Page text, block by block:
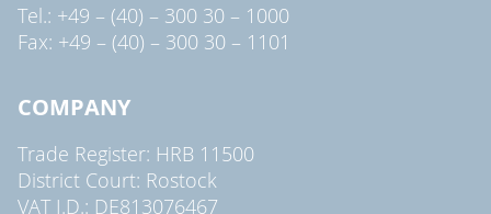
Tel.: +49 – (40) – 300 30 – 1000
Fax: +49 – (40) – 300 30 – 1101
COMPANY
Trade Register: HRB 11500
District Court: Rostock
VAT I.D.: DE813076467